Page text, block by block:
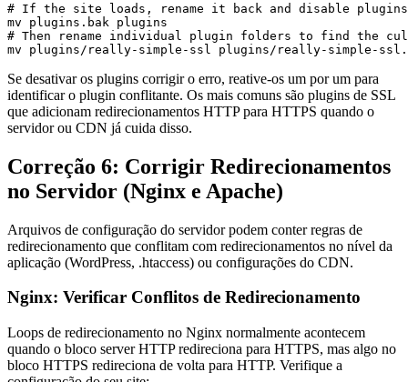
# If the site loads, rename it back and disable plugins
mv plugins.bak plugins
# Then rename individual plugin folders to find the
mv plugins/really-simple-ssl plugins/really-simple-
Se desativar os plugins corrigir o erro, reative-os um por um para
identificar o plugin conflitante. Os mais comuns são plugins de SSL
que adicionam redirecionamentos HTTP para HTTPS quando o
servidor ou CDN já cuida disso.
Correção 6: Corrigir Redirecionamentos
no Servidor (Nginx e Apache)
Arquivos de configuração do servidor podem conter regras de
redirecionamento que conflitam com redirecionamentos no nível da
aplicação (WordPress, .htaccess) ou configurações do CDN.
Nginx: Verificar Conflitos de Redirecionamento
Loops de redirecionamento no Nginx normalmente acontecem
quando o bloco server HTTP redireciona para HTTPS, mas algo no
bloco HTTPS redireciona de volta para HTTP. Verifique a